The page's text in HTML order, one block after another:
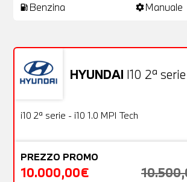
local_gas_station Benzina settingsManuale
HYUNDAI I10 2ª serie
OFFERTA
Usato
i10 2ª serie - i10 1.0 MPI Tech
PREZZO PROMO
10.000,00€